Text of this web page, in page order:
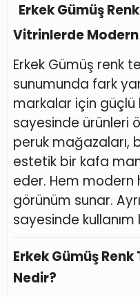
Erkek Gümüş
Vitrinlerde Modern
Erkek Gümüş renk
sunumunda fark
markalar için güçlü
sayesinde ürünleri
peruk mağazaları,
estetik bir kafa
eder. Hem
görünüm sunar.
sayesinde kullanım
Erkek Gümüş
Nedir?